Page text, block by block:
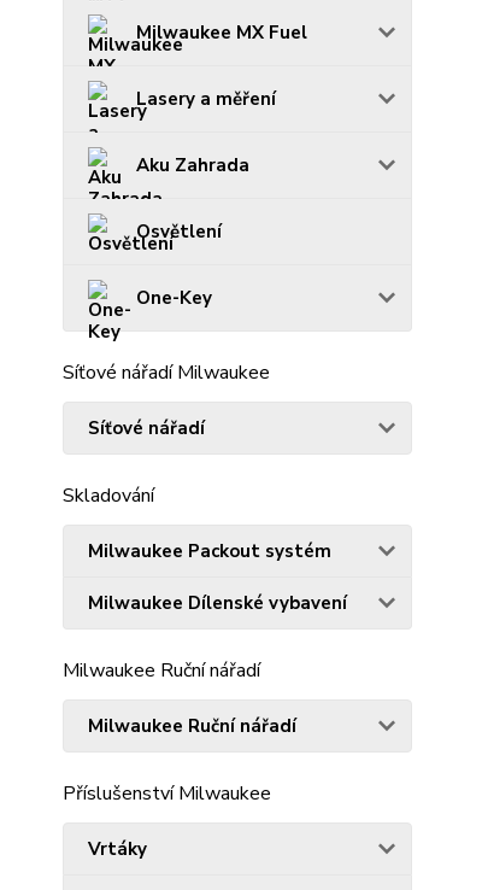
Milwaukee MX Fuel
Lasery a měření
Aku Zahrada
Osvětlení
One-Key
Síťové nářadí Milwaukee
Síťové nářadí
Skladování
Milwaukee Packout systém
Milwaukee Dílenské vybavení
Milwaukee Ruční nářadí
Milwaukee Ruční nářadí
Příslušenství Milwaukee
Vrtáky